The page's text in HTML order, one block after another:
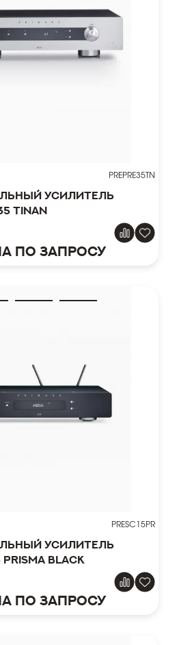
PREPRE35TN
усилитель
Tinan
по запросу
PRESC15PR
усилитель
Prisma Black
по запросу